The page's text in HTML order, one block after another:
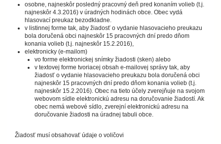
osobne, najneskôr posledný pracovný deň pred konaním volieb (t.j.
najneskôr 4.3.2016) v úradných hodinách obce. Obec vydá
hlasovací preukaz bezodkladne.
v listinnej forme tak, aby žiadosť o vydanie hlasovacieho preukazu
bola doručená obci najneskôr 15 pracovných dní predo dňom
konania volieb (t.j. najneskôr 15.2.2016),
elektronicky (e-mailom)
vo forme elektronickej snímky žiadosti (sken) alebo
v textovej forme tvoriacej obsah e-mailovej správy tak, aby
žiadosť o vydanie hlasovacieho preukazu bola doručená obci
najneskôr 15 pracovných dní predo dňom konania volieb (t.j.
najneskôr 15.2.2016). Obec na tieto účely zverejňuje na svojom
webovom sídle elektronickú adresu na doručovanie žiadostí. Ak
obec nemá webové sídlo, zverejní elektronickú adresu na
doručovanie žiadosti na úradnej tabuli obce.
Žiadosť musí obsahovať údaje o voličovi